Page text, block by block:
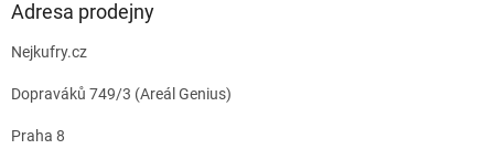
Adresa prodejny
Nejkufry.cz
Dopraváků 749/3 (Areál Genius)
Praha 8